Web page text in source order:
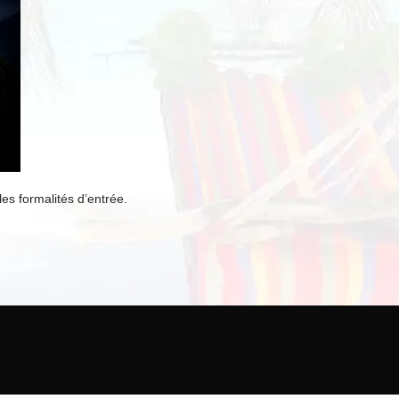
formalités d’entrée.